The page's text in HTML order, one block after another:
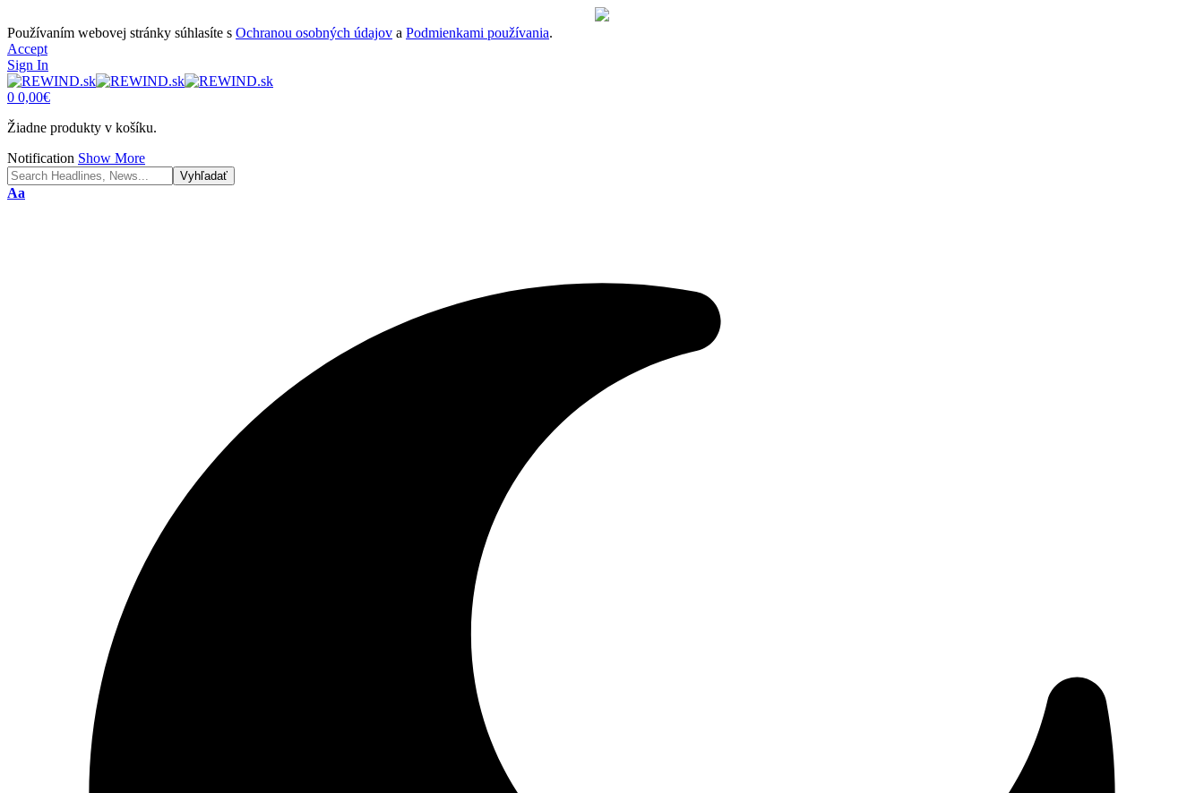
Používaním webovej stránky súhlasíte s Ochranou osobných údajov a Podmienkami používania.
Accept
Sign In
0 0,00€
Žiadne produkty v košíku.
Notification Show More
Font
Aa